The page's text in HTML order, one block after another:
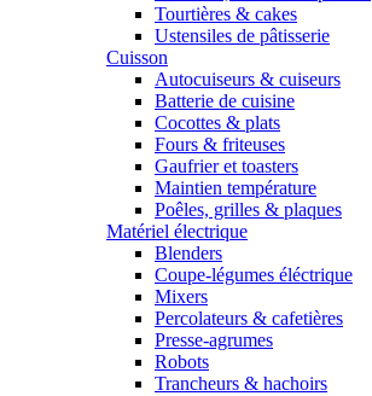
Tourtières & cakes
Ustensiles de pâtisserie
Cuisson
Autocuiseurs & cuiseurs
Batterie de cuisine
Cocottes & plats
Fours & friteuses
Gaufrier et toasters
Maintien température
Poêles, grilles & plaques
Matériel électrique
Blenders
Coupe-légumes éléctrique
Mixers
Percolateurs & cafetières
Presse-agrumes
Robots
Trancheurs & hachoirs